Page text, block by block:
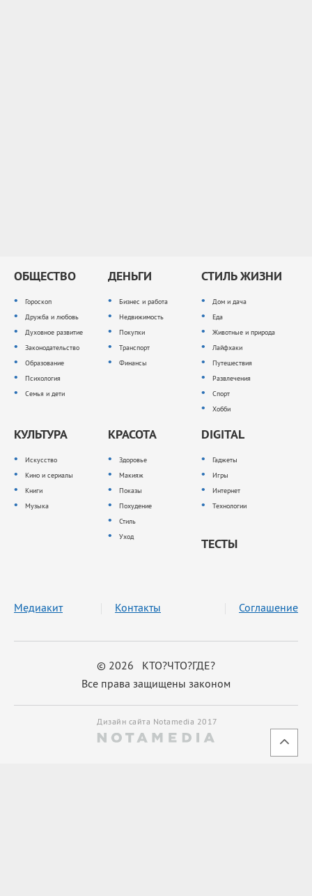
ОБЩЕСТВО
Гороскоп
Дружба и любовь
Духовное развитие
Законодательство
Образование
Психология
Семья и дети
ДЕНЬГИ
Бизнес и работа
Недвижимость
Покупки
Транспорт
Финансы
СТИЛЬ ЖИЗНИ
Дом и дача
Еда
Животные и природа
Лайфхаки
Путешествия
Развлечения
Спорт
Хобби
КУЛЬТУРА
Искусство
Кино и сериалы
Книги
Музыка
КРАСОТА
Здоровье
Макияж
Показы
Похудение
Стиль
Уход
DIGITAL
Гаджеты
Игры
Интернет
Технологии
ТЕСТЫ
© 2026 КТО?ЧТО?ГДЕ?
Все права защищены законом
Медиакит Контакты Соглашение
Дизайн сайта Notamedia 2017